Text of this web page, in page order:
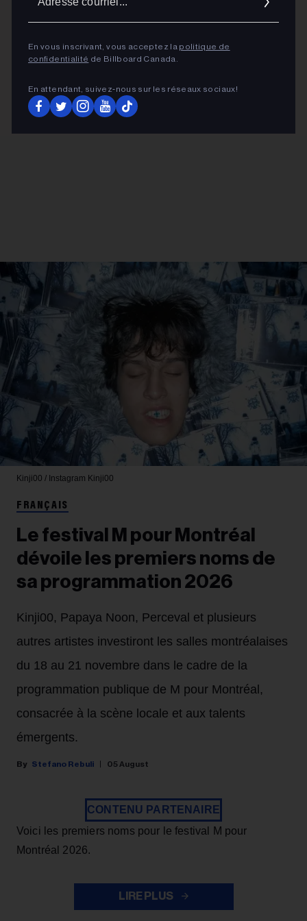
En vous inscrivant, vous acceptez la politique de
confidentialité de Billboard Canada.
En attendant, suivez‑nous sur les réseaux sociaux!
Kinji00 / Instagram Kinji00
FRANÇAIS
Le festival M pour Montréal
dévoile les premiers noms de
sa programmation 2026
Kinji00, Papaya Noon, Perceval et plusieurs
autres artistes investiront les salles montréalaises
du 18 au 21 novembre dans le cadre de la
programmation publique de M pour Montréal,
consacrée à la scène locale et aux talents
émergents.
Stefano Rebuli 05 August
CONTENU PARTENAIRE
Voici les premiers noms pour le festival M pour
Montréal 2026.
LIRE PLUS